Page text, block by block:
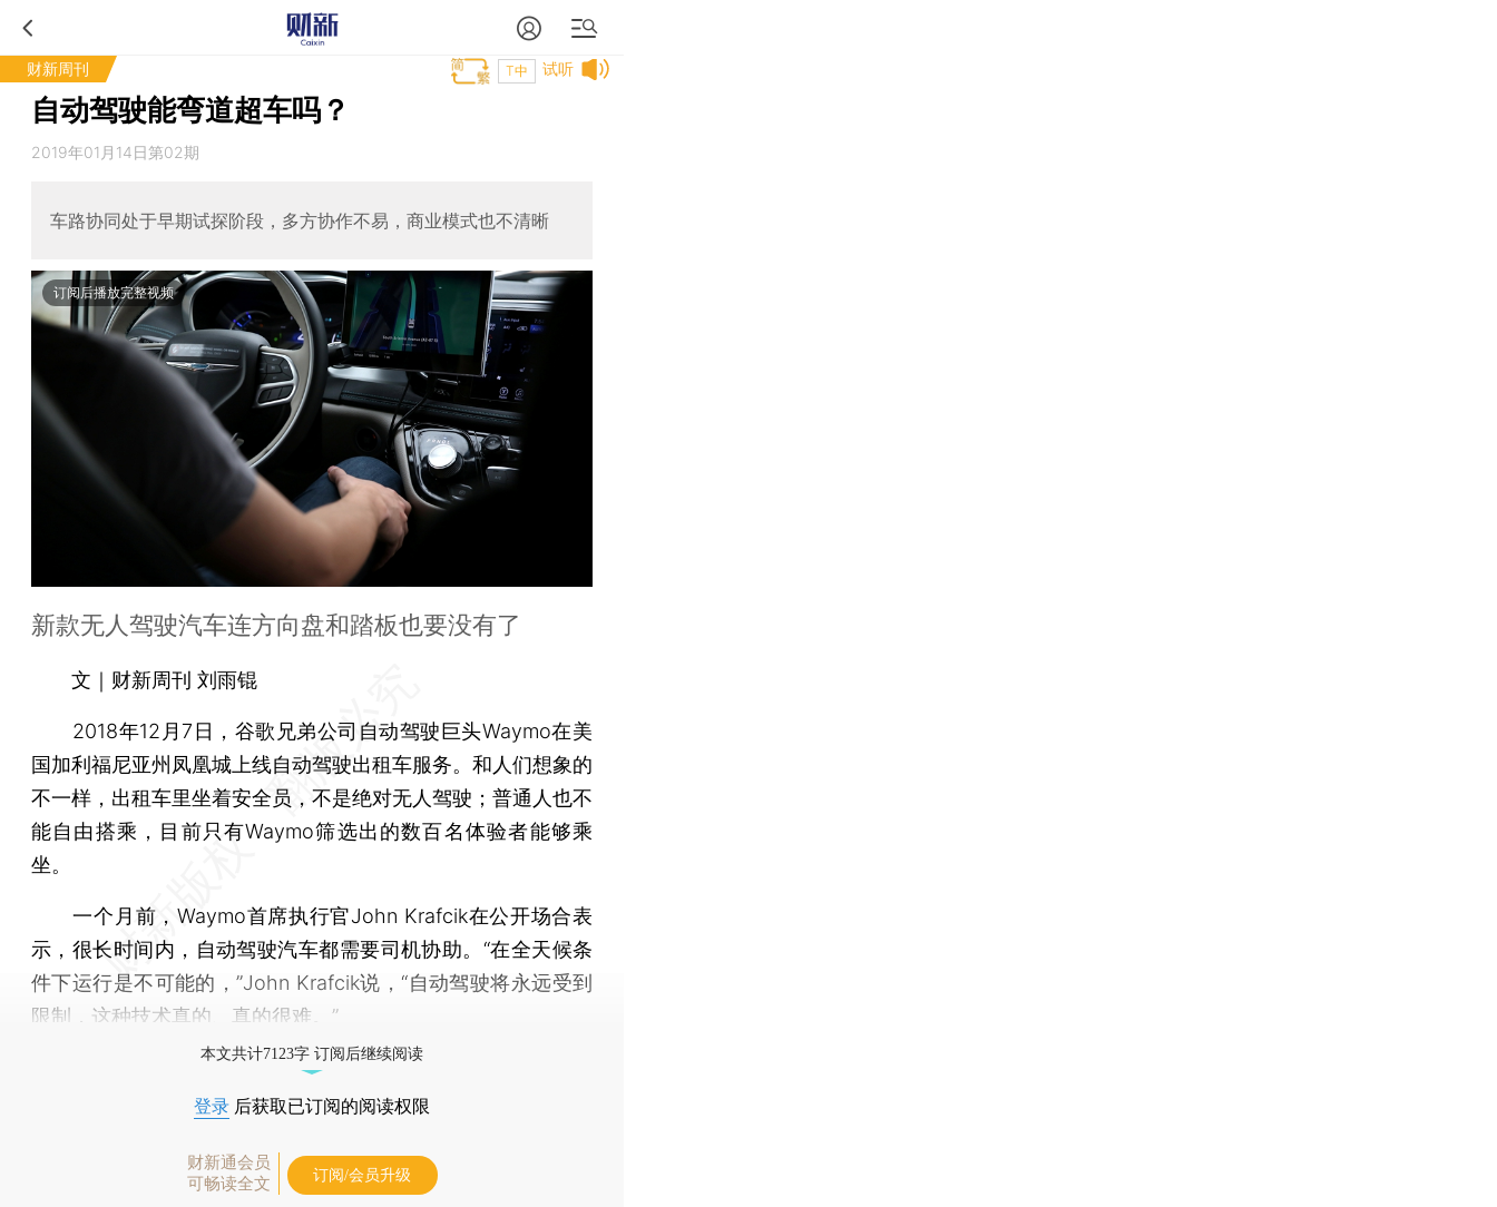
财新周刊 试听
T中
自动驾驶能弯道超车吗？
2019年01月14日第02期
车路协同处于早期试探阶段，多方协作不易，商业模式也不清晰
订阅后播放完整视频
新款无人驾驶汽车连方向盘和踏板也要没有了
文｜财新周刊 刘雨锟
2018年12月7日，谷歌兄弟公司自动驾驶巨头Waymo在美
国加利福尼亚州凤凰城上线自动驾驶出租车服务。和人们想象的
不一样，出租车里坐着安全员，不是绝对无人驾驶；普通人也不
能自由搭乘，目前只有Waymo筛选出的数百名体验者能够乘
坐。
一个月前，Waymo首席执行官John Krafcik在公开场合表
示，很长时间内，自动驾驶汽车都需要司机协助。“在全天候条
件下运行是不可能的，”John Krafcik说，“自动驾驶将永远受到
限制，这种技术真的、真的很难。”
本文共计7123字 订阅后继续阅读
登录 后获取已订阅的阅读权限
财新通会员
可畅读全文
订阅/会员升级